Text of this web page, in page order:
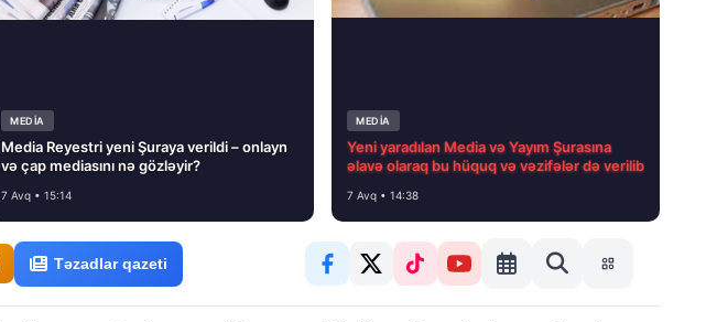
MEDİA
Media Reyestri yeni Şuraya verildi – onlayn
və çap mediasını nə gözləyir?
7 Avq • 15:14
MEDİA
Yeni yaradılan Media və Yayım Şurasına
əlavə olaraq bu hüquq və vəzifələr də verilib
7 Avq • 14:38
Təzadlar qazeti